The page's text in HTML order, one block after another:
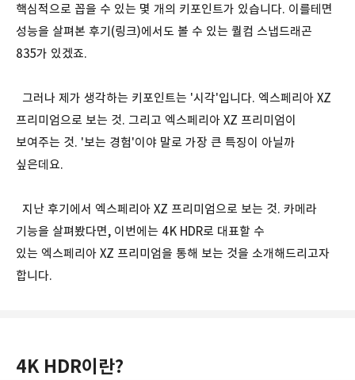
핵심적으로 꼽을 수 있는 몇 개의 키포인트가 있습니다. 이를테면
성능을 살펴본 후기(링크)에서도 볼 수 있는 퀄컴 스냅드래곤
835가 있겠죠.
그러나 제가 생각하는 키포인트는 '시각'입니다. 엑스페리아 XZ
프리미엄으로 보는 것. 그리고 엑스페리아 XZ 프리미엄이
보여주는 것. '보는 경험'이야 말로 가장 큰 특징이 아닐까
싶은데요.
지난 후기에서 엑스페리아 XZ 프리미엄으로 보는 것. 카메라
기능을 살펴봤다면, 이번에는 4K HDR로 대표할 수
있는 엑스페리아 XZ 프리미엄을 통해 보는 것을 소개해드리고자
합니다.
4K HDR이란?